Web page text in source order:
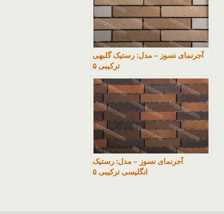
آجرنمای نسوز – مدل: رستیک گلبهی
ترکیبی ۵
آجرنمای نسوز – مدل: رستیک
انگلیسی ترکیبی ۵